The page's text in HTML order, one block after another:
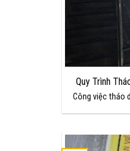
Quy Trình
Công việc tháo